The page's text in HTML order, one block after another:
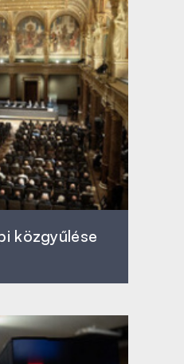
közgyűlése